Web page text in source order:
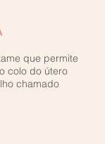
que permite
colo do útero
chamado